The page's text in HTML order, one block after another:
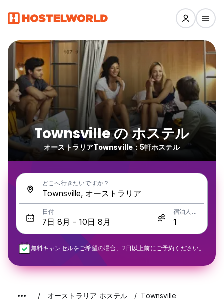
Townsville の ホステル
オーストラリアTownsville：5軒ホステル
どこへ行きたいですか？
日付 宿泊人数
無料キャンセルをご希望の場合、2日以上前にご予約ください。
オーストラリア ホステル Townsville